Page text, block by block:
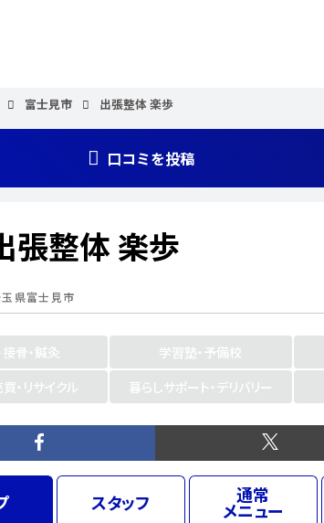
富士見市 出張整体 楽歩
口コミを投稿
張整体 楽歩
県富士見市
接骨・鍼灸 学習塾・予備校
・リサイクル
暮らしサポート・デリバリー
スタッフ 通常
メニュー